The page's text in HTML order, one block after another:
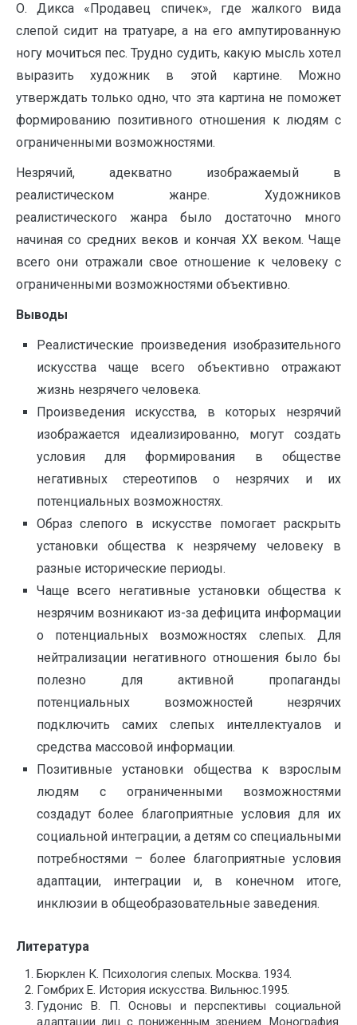
О. Дикса «Продавец спичек», где жалкого вида
слепой сидит на тратуаре, а на его ампутированную
ногу мочиться пес. Трудно судить, какую мысль хотел
выразить художник в этой картине. Можно
утверждать только одно, что эта картина не поможет
формированию позитивного отношения к людям с
ограниченными возможностями.
Незрячий, адекватно изображаемый в
реалистическом жанре. Художников
реалистического жанра было достаточно много
начиная со средних веков и кончая ХХ веком. Чаще
всего они отражали свое отношение к человеку с
ограниченными возможностями объективно.
Выводы
Реалистические произведения изобразительного
искусства чаще всего объективно отражают
жизнь незрячего человека.
Произведения искусства, в которых незрячий
изображается идеализированно, могут создать
условия для формирования в обществе
негативных стереотипов о незрячих и их
потенциальных возможностях.
Образ слепого в искусстве помогает раскрыть
установки общества к незрячему человеку в
разные исторические периоды.
Чаще всего негативные установки общества к
незрячим возникают из-за дефицита информации
о потенциальных возможностях слепых. Для
нейтрализации негативного отношения было бы
полезно для активной пропаганды
потенциальных возможностей незрячих
подключить самих слепых интеллектуалов и
средства массовой информации.
Позитивные установки общества к взрослым
людям с ограниченными возможностями
создадут более благоприятные условия для их
социальной интеграции, а детям со специальными
потребностями – более благоприятные условия
адаптации, интеграции и, в конечном итоге,
инклюзии в общеобразовательные заведения.
Литература
Бюрклен К. Психология слепых. Москва. 1934.
Гомбрих Е. История искусства. Вильнюс.1995.
Гудонис В. П. Основы и перспективы социальной
адаптации лиц с пониженным зрением. Монография.